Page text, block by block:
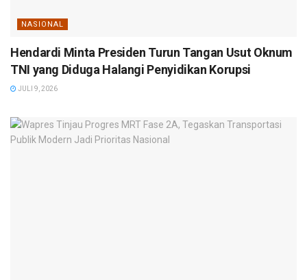
NASIONAL
Hendardi Minta Presiden Turun Tangan Usut Oknum
TNI yang Diduga Halangi Penyidikan Korupsi
JULI 9, 2026